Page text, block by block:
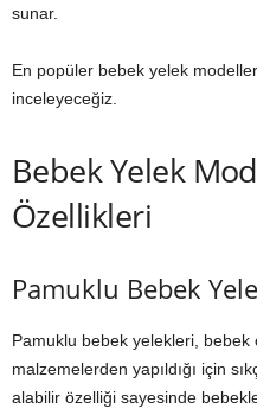
sunar.
En popüler bebek yelek
inceleyeceğiz.
Bebek Yelek
Özellikleri
Pamuklu Bebek
Pamuklu bebek yelekleri,
malzemelerden yapıldığı için
alabilir özelliği sayesinde